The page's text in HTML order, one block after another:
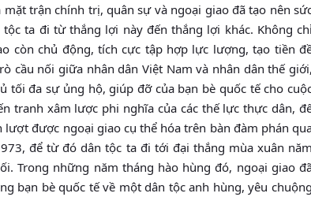
trận chính trị, quân sự và ngoại giao đã tạo nên
ta đi từ thắng lợi này đến thắng lợi khác. Không
còn chủ động, tích cực tập hợp lực lượng, tạo tiền
cầu nối giữa nhân dân Việt Nam và nhân dân thế giới,
tối đa sự ủng hộ, giúp đỡ của bạn bè quốc tế cho
tranh xâm lược phi nghĩa của các thế lực thực dân,
được ngoại giao cụ thể hóa trên bàn đàm phán
để từ đó dân tộc ta đi tới đại thắng mùa xuân năm
Trong những năm tháng hào hùng đó, ngoại giao
bạn bè quốc tế về một dân tộc anh hùng, yêu chuộng